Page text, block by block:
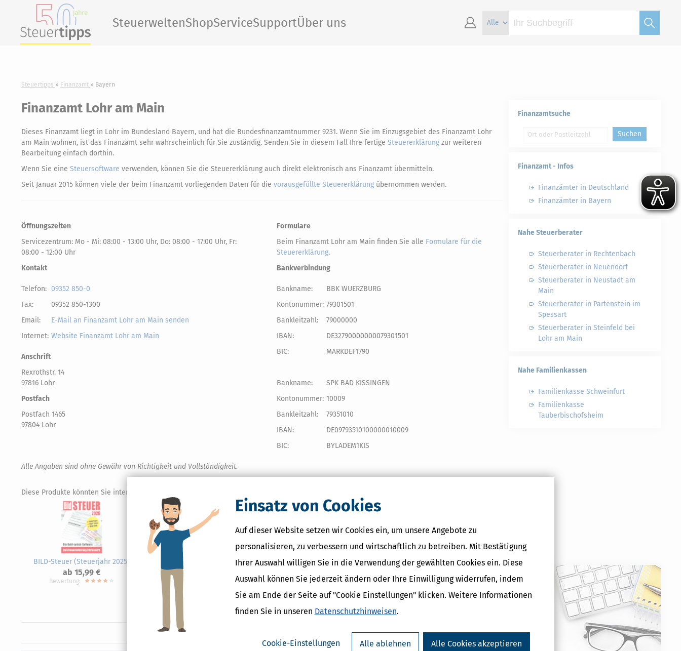
Einsatz von Cookies
Auf dieser Website setzen wir Cookies ein, um unsere Angebote zu
personalisieren, zu verbessern und wirtschaftlich zu betreiben. Mit Bestätigung
Ihrer Auswahl willigen Sie in die Verwendung der gewählten Cookies ein. Diese
Auswahl können Sie jederzeit ändern oder Ihre Einwilligung widerrufen, indem
Sie am Ende der Seite auf "Cookie Einstellungen" klicken. Weitere Informationen
finden Sie in unseren Datenschutzhinweisen.
Cookie-Einstellungen Alle ablehnen Alle Cookies akzeptieren
SteuerweltenShopServiceSupportÜber uns
Steuertipps Finanzamt Bayern
Finanzamt Lohr am Main
Dieses Finanzamt liegt in Lohr im Bundesland Bayern, und hat die Bundesfinanzamtnummer 9231. Wenn Sie im Einzugsgebiet des Finanzamt Lohr
am Main wohnen, ist das Finanzamt sehr wahrscheinlich für Sie zuständig. Senden Sie in diesem Fall Ihre fertige Steuererklärung zur weiteren
Bearbeitung einfach dorthin.
Wenn Sie eine Steuersoftware verwenden, können Sie die Steuererklärung auch direkt elektronisch ans Finanzamt übermitteln.
Seit Januar 2015 können viele der beim Finanzamt vorliegenden Daten für die vorausgefüllte Steuererklärung übernommen werden.
Öffnungszeiten
Servicezentrum: Mo - Mi: 08:00 - 13:00 Uhr, Do: 08:00 - 17:00 Uhr, Fr:
08:00 - 12:00 Uhr
Kontakt
Telefon: 09352 850-0
Fax:
09352 850-1300
Email:
E-Mail an Finanzamt Lohr am Main senden
Internet: Website Finanzamt Lohr am Main
Anschrift
Rexrothstr. 14
97816 Lohr
Postfach
Postfach 1465
97804 Lohr
Formulare
Beim Finanzamt Lohr am Main finden Sie alle Formulare für die
Steuererklärung.
Bankverbindung
Bankname:
BBK WUERZBURG
Kontonummer: 79301501
Bankleitzahl:
79000000
IBAN:
DE32790000000079301501
BIC:
MARKDEF1790
Bankname:
SPK BAD KISSINGEN
Kontonummer: 10009
Bankleitzahl:
79351010
IBAN:
DE09793510100000010009
BIC:
BYLADEM1KIS
Alle Angaben sind ohne Gewähr von Richtigkeit und Vollständigkeit.
Diese Produkte könnten Sie interessieren.
BILD-Steuer (Steuerjahr 2025)
ab 15,99 €
Bewertung:
SteuerSparErklärung plus (Steuerjahr
ab 45,95 €
Bewertung:
SteuerSparErklärung (Steuerjahr
ab 199,95 €
Finanzamtsuche
Suchen
Finanzamt - Infos
Finanzämter in Deutschland
Finanzämter in Bayern
Nahe Steuerberater
Steuerberater in Rechtenbach
Steuerberater in Neuendorf
Steuerberater in Neustadt am
Main
Steuerberater in Partenstein im
Spessart
Steuerberater in Steinfeld bei
Lohr am Main
Nahe Familienkassen
Familienkasse Schweinfurt
Familienkasse
Tauberbischofsheim